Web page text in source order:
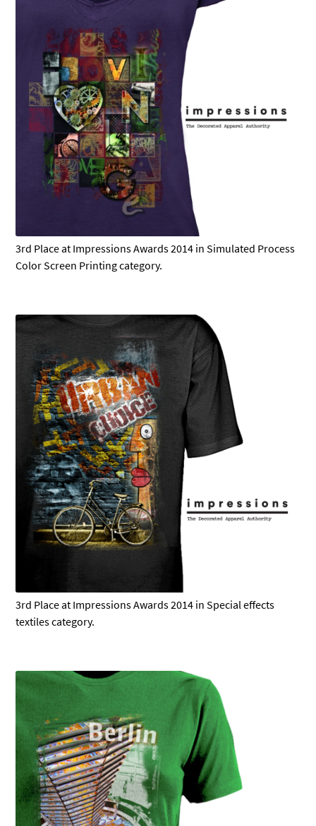
3rd Place at Impressions Awards 2014 in Simulated Process
Color Screen Printing category.
3rd Place at Impressions Awards 2014 in Special effects
textiles category.